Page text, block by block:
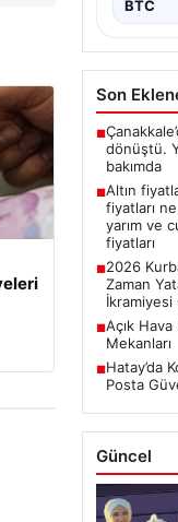
BTC
Son
■
dönüştü.
bakımda
■Altın
fiyatları
yarım ve
fiyatları
■2026
Zaman
İkramiyesi
■Açık
Mekanları
■Hatay’da
Posta
Güncel